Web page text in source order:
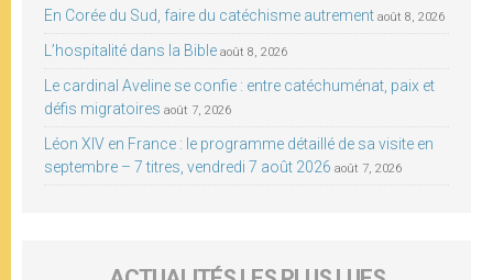
En Corée du Sud, faire du catéchisme autrement août 8, 2026
L’hospitalité dans la Bible août 8, 2026
Le cardinal Aveline se confie : entre catéchuménat, paix et
défis migratoires août 7, 2026
Léon XIV en France : le programme détaillé de sa visite en
septembre – 7 titres, vendredi 7 août 2026 août 7, 2026